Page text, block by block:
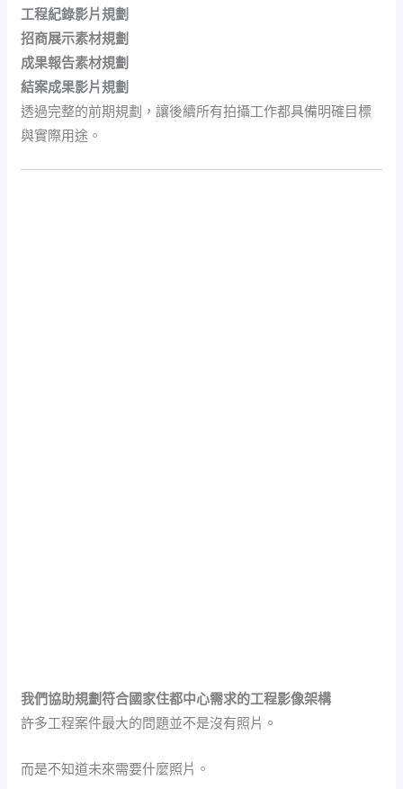
工程紀錄影片規劃
招商展示素材規劃
成果報告素材規劃
結案成果影片規劃
透過完整的前期規劃，讓後續所有拍攝工作都具備明確目標
與實際用途。
我們協助規劃符合國家住都中心需求的工程影像架構
許多工程案件最大的問題並不是沒有照片。
而是不知道未來需要什麼照片。